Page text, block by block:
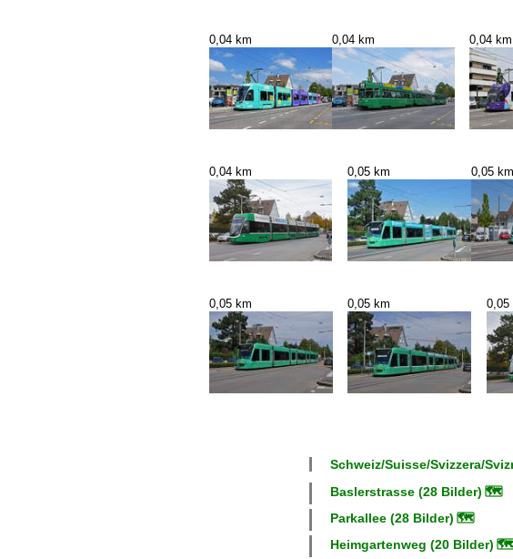
0,04 km 0,04 km 0,04 km
0,04 km 0,05 km 0,05 km
0,05 km 0,05 km 0,05
Schweiz/Suisse/Svizzera/
Baslerstrasse (28 Bilder) 🗺
Parkallee (28 Bilder) 🗺
Heimgartenweg (20 Bilder)